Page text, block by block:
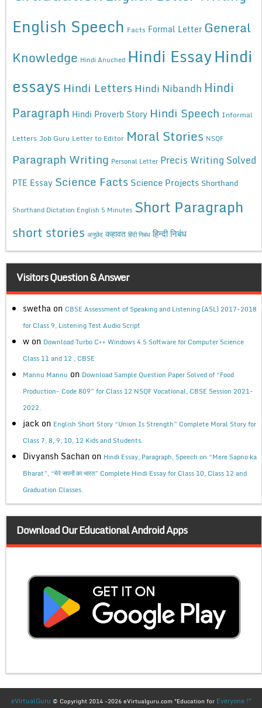
English Speech Facts Formal Letter General
Knowledge Hindi Anuched Hindi EssayHindi
essays Hindi Letters Hindi Nibandh Hindi
Paragraph Hindi Proverb Story Hindi Speech Informal
Letters Job Guru Letter to Editor Moral Stories NSQF
Paragraph Writing Personal Letter Precis Writing Solved
PTE Essay Science Facts Science Projects Shorthand
Shorthand Dictation English 5 Minutes Short Paragraph
short stories अनुछेद कहावत हिंदी निबंध हिन्दी निबंध
Visitors Question & Answer
swetha on CBSE Assessment of Speaking and Listening (ASL) 2017-2018
for Class 9, Listening Test Audio Script
w on Download Turbo C++ Windows 4.5 Software for Computer Science
Class 11 and 12 , CBSE
Mannu Mannu on Download Sample Question Paper Solved of “Food
Production- Code 809” for Class 12 NSQF Vocational, CBSE Session 2021-
2022.
jack on English Short Story “Union Is Strength” Complete Moral Story for
Class 7, 8, 9, 10, 12 Kids and Students.
Divyansh Sachan on Hindi Essay, Paragraph, Speech on “Mere Sapno ka
Bharat”, “मेरे सपनों का भारत” Complete Hindi Essay for Class 10, Class 12 and
Graduation Classes.
Download Our Educational Android Apps
eVirtualGuru © Copyright 2014 -2026 eVirtualguru.com "Education for Everyone !"